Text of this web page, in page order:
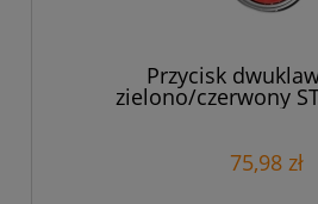
Przycisk
zielono/czerwony
podświetlany z
75,98 zł